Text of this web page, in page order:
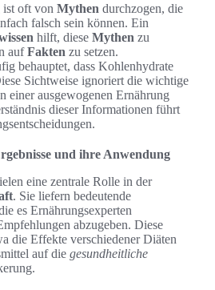
ist oft von Mythen durchzogen, die
falsch sein können. Ein
hilft, diese Mythen zu
aufFakten zu setzen.
behauptet, dass Kohlenhydrate
Sichtweise ignoriert die wichtige
einer ausgewogenen Ernährung
dieser Informationen führt
und ihre Anwendung
eine zentrale Rolle in der
. Sie liefern bedeutende
es Ernährungsexperten
abzugeben. Diese
die Effekte verschiedener Diäten
auf die gesundheitliche